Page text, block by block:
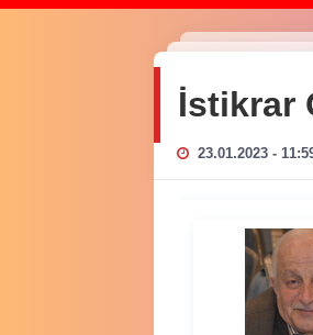
İstikrar
23.01.2023 -